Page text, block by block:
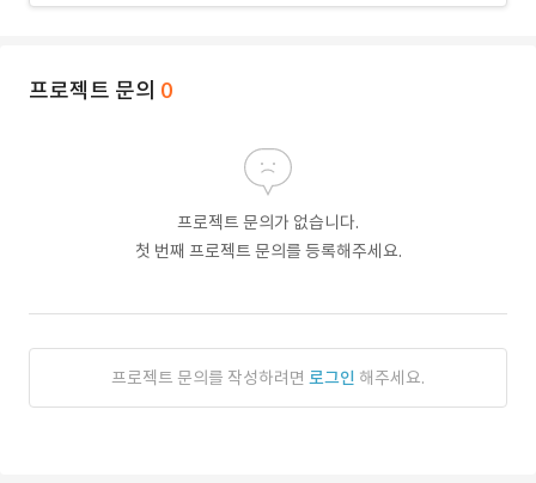
프로젝트 문의 0
프로젝트 문의가 없습니다.
첫 번째 프로젝트 문의를 등록해주세요.
프로젝트 문의를 작성하려면 로그인 해주세요.